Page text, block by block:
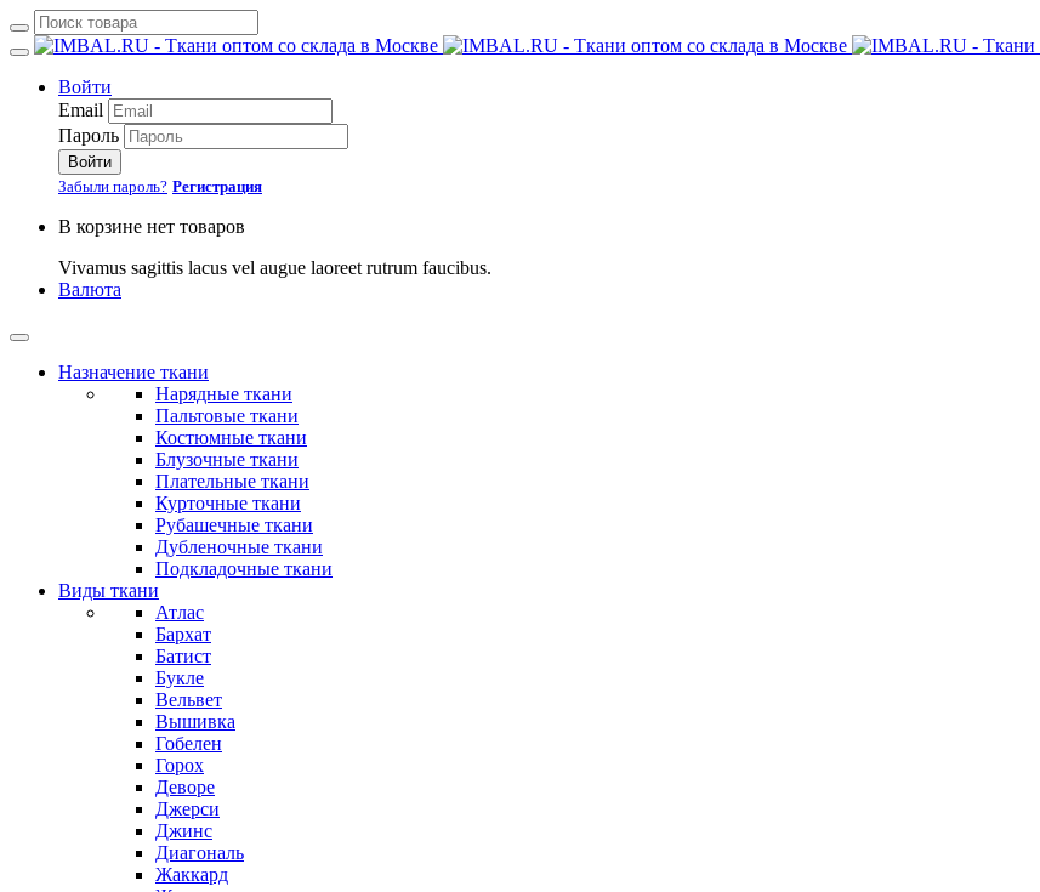
Войти
Email
Пароль
Войти
Забыли пароль? Регистрация
В корзине нет товаров
Vivamus sagittis lacus vel augue laoreet rutrum faucibus.
Валюта
Назначение ткани
Нарядные ткани
Пальтовые ткани
Костюмные ткани
Блузочные ткани
Плательные ткани
Курточные ткани
Рубашечные ткани
Дубленочные ткани
Подкладочные ткани
Виды ткани
Атлас
Бархат
Батист
Букле
Вельвет
Вышивка
Гобелен
Горох
Деворе
Джерси
Джинс
Диагональ
Жаккард